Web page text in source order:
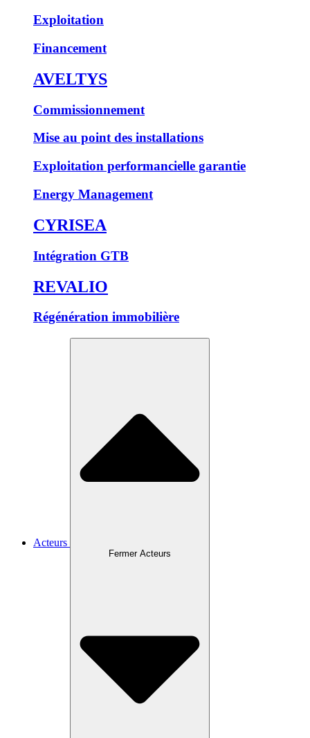
Exploitation
Financement
AVELTYS
Commissionnement
Mise au point des installations
Exploitation performancielle garantie
Energy Management
CYRISEA
Intégration GTB
REVALIO
Régénération immobilière
Acteurs
Fermer Acteurs